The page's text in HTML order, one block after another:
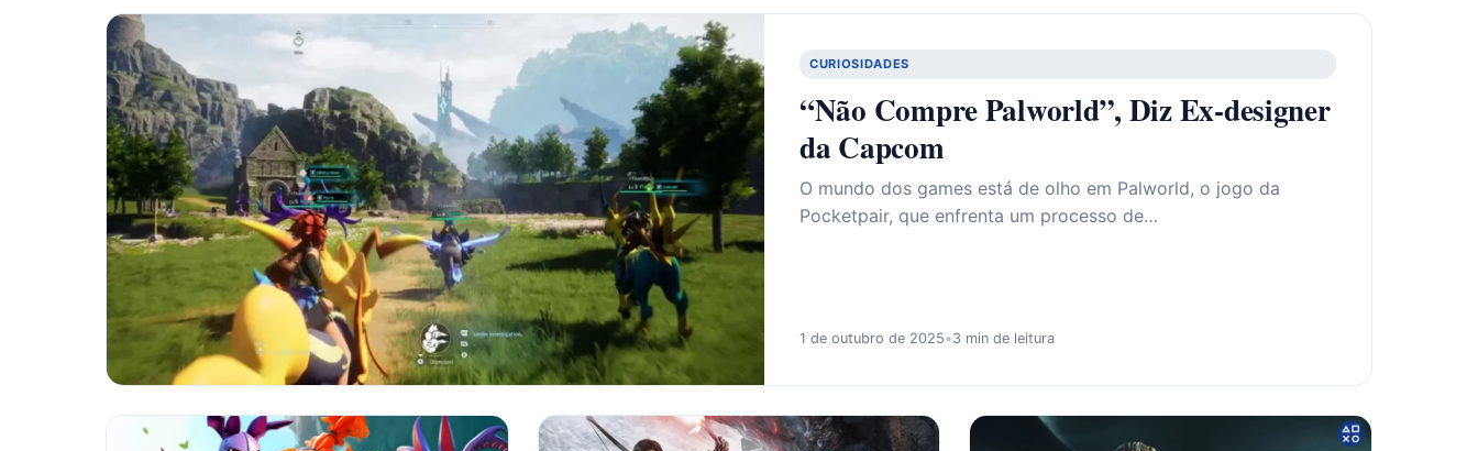
CURIOSIDADES
“Não Compre Palworld”, Diz Ex-designer
da Capcom
O mundo dos games está de olho em Palworld, o jogo da
Pocketpair, que enfrenta um processo de…
1 de outubro de 2025•3 min de leitura